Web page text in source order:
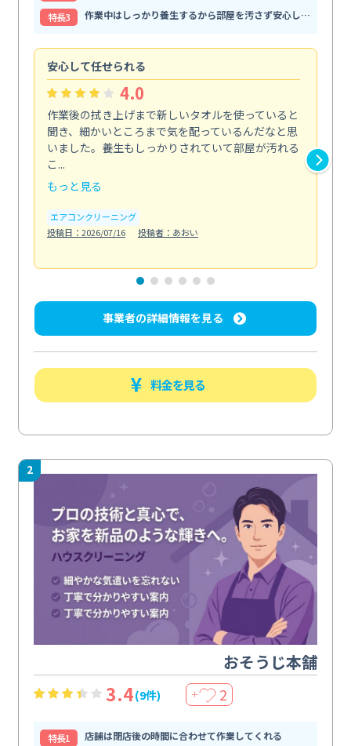
特⻑3
作業中はしっかり養生するから部屋を汚さず安心して任せられる
安心して任せられる
4.0
作業後の拭き上げまで新しいタオルを使っていると
聞き、細かいところまで気を配っているんだなと思
いました。養生もしっかりされていて部屋が汚れる
こ...
もっと見る
エアコンクリーニング
投稿日：2026/07/16
投稿者：あおい
事業者の詳細情報を見る
料金を見る
2
おそうじ本舗
3.4(9件) ＋ 2
特⻑1
店舗は閉店後の時間に合わせて作業してくれる